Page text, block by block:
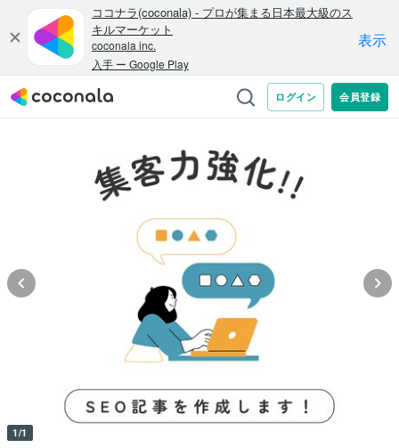
1/1